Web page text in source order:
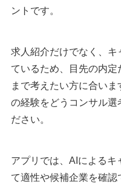
ントです。
求人紹介だけでなく、
ているため、目先の内
まで考えたい方に合い
の経験をどうコンサル選
ださい。
アプリでは、AIによるキ
て適性や候補企業を確